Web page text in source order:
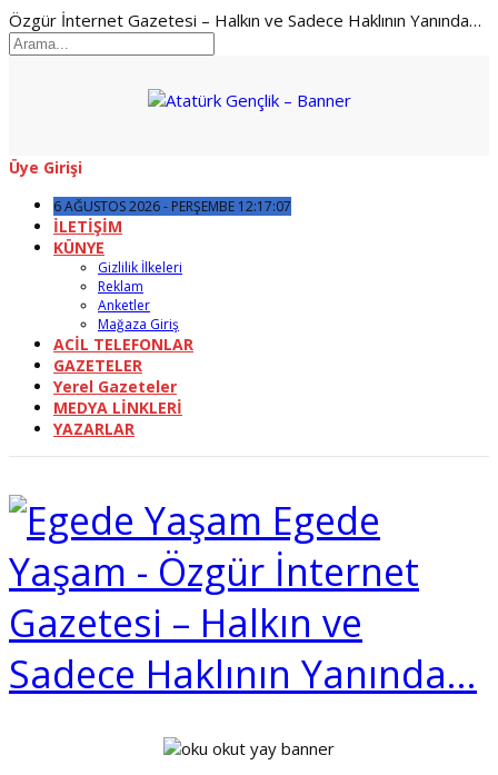
Özgür İnternet Gazetesi – Halkın ve Sadece Haklının Yanında…
Üye Girişi
6 AĞUSTOS 2026 - PERŞEMBE 12:17:07
İLETİŞİM
KÜNYE
Gizlilik İlkeleri
Reklam
Anketler
Mağaza Giriş
ACİL TELEFONLAR
GAZETELER
Yerel Gazeteler
MEDYA LİNKLERİ
YAZARLAR
Egede
Yaşam - Özgür İnternet
Gazetesi – Halkın ve
Sadece Haklının Yanında…